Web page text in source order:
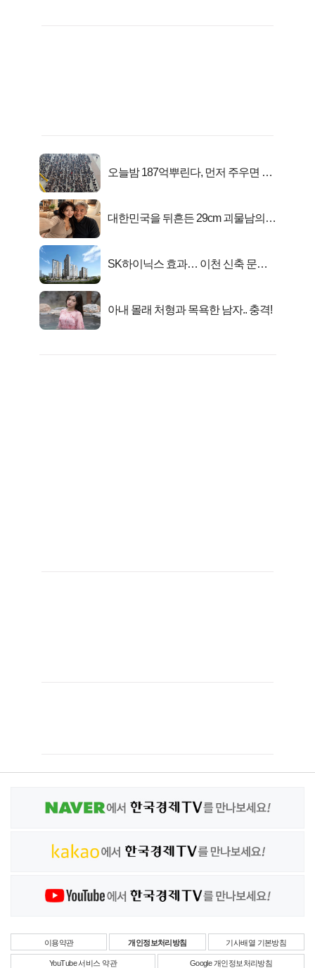
오늘밤 187억뿌린다, 먼저 주우면 최
대한민국을 뒤흔든 29cm 괴물남의
SK하이닉스 효과… 이천 신축 문의
아내 몰래 처형과 목욕한 남자.. 충격!
이용약관 개인정보처리방침 기사배열 기본방침
YouTube 서비스 약관 Google 개인정보처리방침